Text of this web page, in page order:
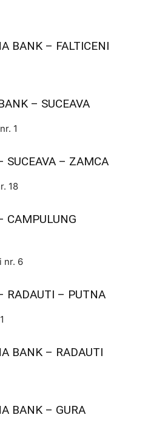
BANK – FALTICENI
– SUCEAVA
1
SUCEAVA – ZAMCA
18
CAMPULUNG
nr. 6
RADAUTI – PUTNA
BANK – RADAUTI
BANK – GURA